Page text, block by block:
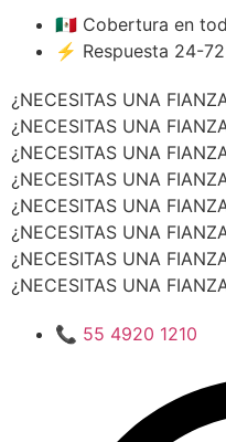
🇲🇽 Cobertura en
⚡ Respuesta 24-
¿NECESITAS UNA
¿NECESITAS UNA
¿NECESITAS UNA
¿NECESITAS UNA
¿NECESITAS UNA
¿NECESITAS UNA
¿NECESITAS UNA
¿NECESITAS UNA
📞 55 4920 1210